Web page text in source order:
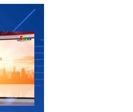
Chào ngày mới 4/8/2026